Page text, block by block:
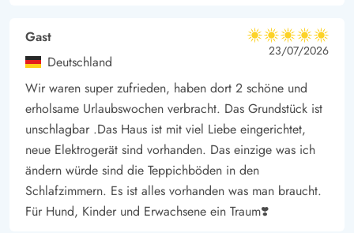
Gast
Deutschland
5 von 5
5 von 5
5 out of 5
23/07/2026
Wir waren super zufrieden, haben dort 2 schöne und
erholsame Urlaubswochen verbracht. Das Grundstück ist
unschlagbar .Das Haus ist mit viel Liebe eingerichtet,
neue Elektrogerät sind vorhanden. Das einzige was ich
ändern würde sind die Teppichböden in den
Schlafzimmern. Es ist alles vorhanden was man braucht.
Für Hund, Kinder und Erwachsene ein Traum❣️